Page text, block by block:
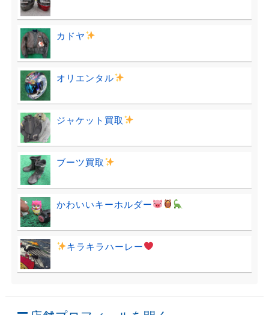
カドヤ
オリエンタル
ジャケット買取
ブーツ買取
かわいいキーホルダー
キラキラハーレー